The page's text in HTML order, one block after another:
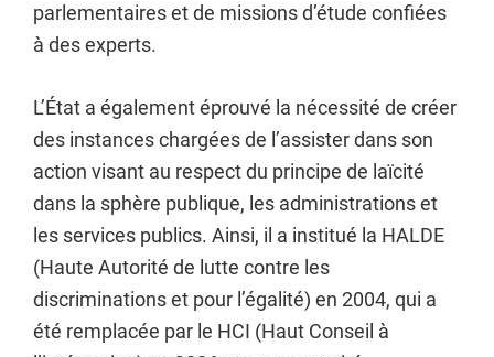
parlementaires et de missions d’étude confiées
à des experts.
L’État a également éprouvé la nécessité de créer
des instances chargées de l’assister dans son
action visant au respect du principe de laïcité
dans la sphère publique, les administrations et
les services publics. Ainsi, il a institué la HALDE
(Haute Autorité de lutte contre les
discriminations et pour l’égalité) en 2004, qui a
été remplacée par le HCI (Haut Conseil à